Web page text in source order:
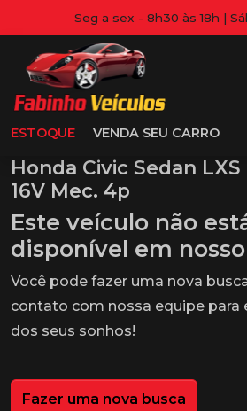
Seg a sex - 8h30 às 18h |
ESTOQUE VENDA SEU CARRO
Honda Civic Sedan LXS
16V Mec. 4p
Este veículo não
disponível em
Você pode fazer uma nova
contato com nossa equipe para
dos seus sonhos!
Fazer uma nova busca